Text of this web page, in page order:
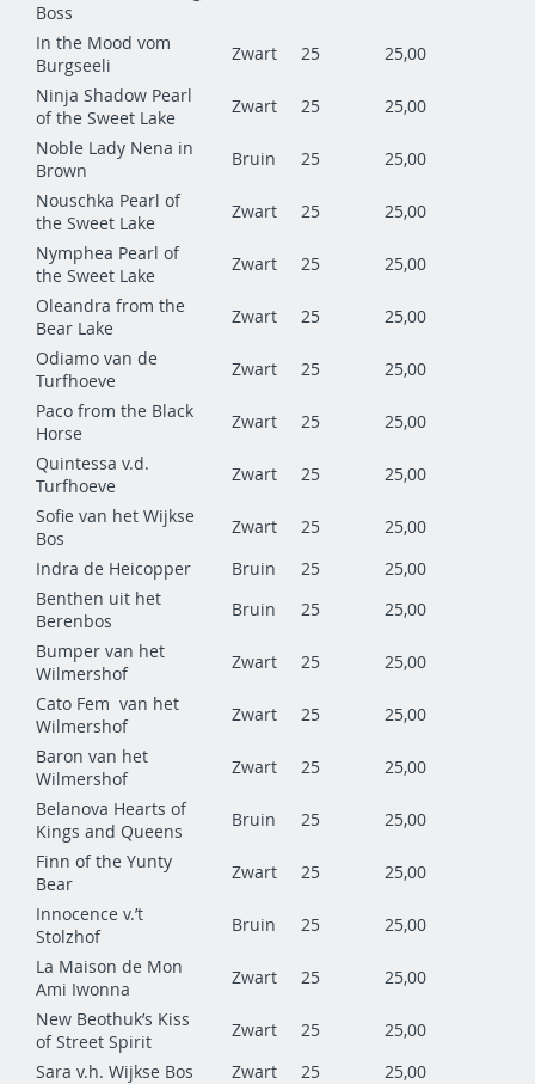
Boss
In the Mood vom
Burgseeli
Zwart 25
25,00
Ninja Shadow Pearl
of the Sweet Lake
Zwart 25
25,00
Noble Lady Nena in
Brown
Bruin 25
25,00
Nouschka Pearl of
the Sweet Lake
Zwart 25
25,00
Nymphea Pearl of
the Sweet Lake
Zwart 25
25,00
Oleandra from the
Bear Lake
Zwart 25
25,00
Odiamo van de
Turfhoeve
Zwart 25
25,00
Paco from the Black
Horse
Zwart 25
25,00
Quintessa v.d.
Turfhoeve
Zwart 25
25,00
Sofie van het Wijkse
Bos
Zwart 25
25,00
Indra de Heicopper
Bruin 25
25,00
Benthen uit het
Berenbos
Bruin 25
25,00
Bumper van het
Wilmershof
Zwart 25
25,00
Cato Fem van het
Wilmershof
Zwart 25
25,00
Baron van het
Wilmershof
Zwart 25
25,00
Belanova Hearts of
Kings and Queens
Bruin 25
25,00
Finn of the Yunty
Bear
Zwart 25
25,00
Innocence v.’t
Stolzhof
Bruin 25
25,00
La Maison de Mon
Ami Iwonna
Zwart 25
25,00
New Beothuk’s Kiss
of Street Spirit
Zwart 25
25,00
Sara v.h. Wijkse Bos
Zwart 25
25,00